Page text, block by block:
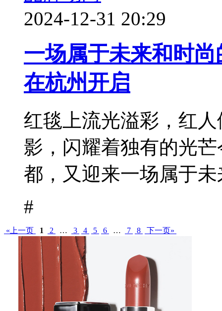
2024-12-31 20:29
一场属于未来和时
在杭州开启
红毯上流光溢彩，红
影，闪耀着独有的光
都，又迎来一场属于
#
«上一页 1 2 … 3 4 5 6 … 7 8 下一页»